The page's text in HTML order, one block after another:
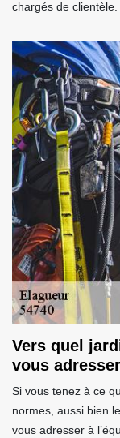
chargés de
Vers quel
vous
Si vous tenez à ce
normes, aussi bien
vous adresser à